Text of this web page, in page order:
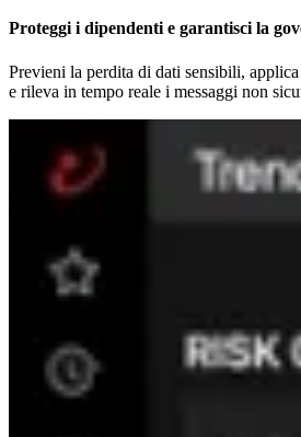
Proteggi i dipendenti e garantisci la
Previeni la perdita di dati sensibili,
e rileva in tempo reale i messaggi non